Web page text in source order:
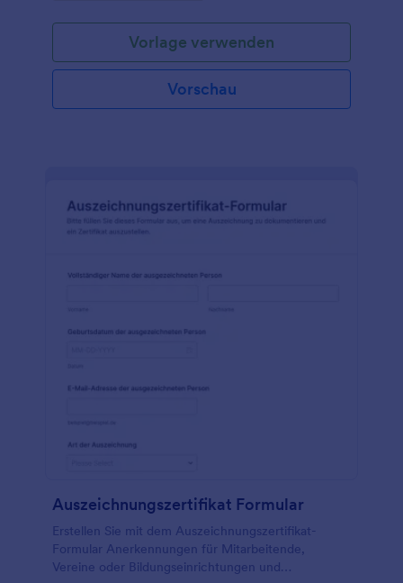
Vorlage verwenden
Vorschau
Auszeichnungszertifikat Formular
Erstellen Sie mit dem Auszeichnungszertifikat-
Formular Anerkennungen für Mitarbeitende,
Vereine oder Bildungseinrichtungen und